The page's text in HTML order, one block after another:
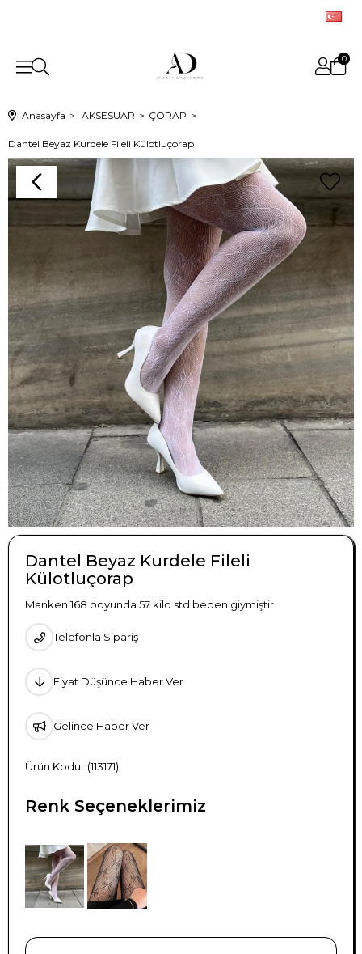
0
Anasayfa AKSESUAR ÇORAP
Dantel Beyaz Kurdele Fileli Külotluçorap
Dantel Beyaz Kurdele Fileli
Külotluçorap
Manken 168 boyunda 57 kilo std beden giymiştir
Telefonla Sipariş
Fiyat Düşünce Haber Ver
Gelince Haber Ver
(113171)
Renk Seçeneklerimiz